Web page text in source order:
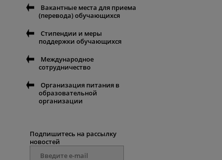
Вакантные места для приема
(перевода) обучающихся
Стипендии и меры
поддержки обучающихся
Международное
сотрудничество
Организация питания в
образовательной
организации
Подпишитесь на рассылку
новостей